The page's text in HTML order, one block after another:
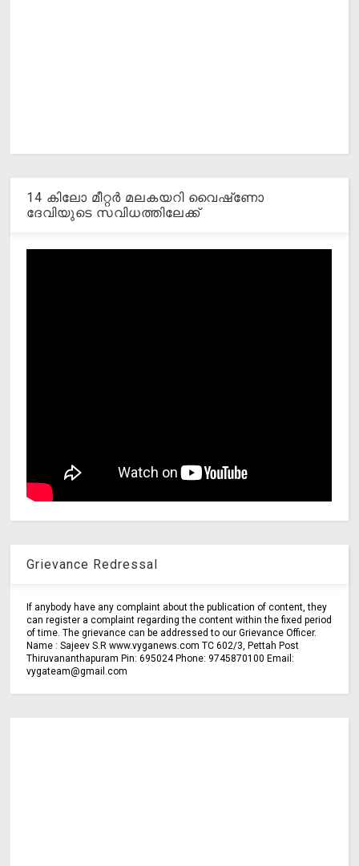
14 കിലോ മീറ്റര്‍ മലകയറി വൈഷ്‌ണോ
ദേവിയുടെ സവിധത്തിലേക്ക്
Grievance Redressal
If anybody have any complaint about the publication of content, they
can register a complaint regarding the content within the fixed period
of time. The grievance can be addressed to our Grievance Officer.
Name : Sajeev S.R www.vyganews.com TC 602/3, Pettah Post
Thiruvananthapuram Pin: 695024 Phone: 9745870100 Email:
vygateam@gmail.com